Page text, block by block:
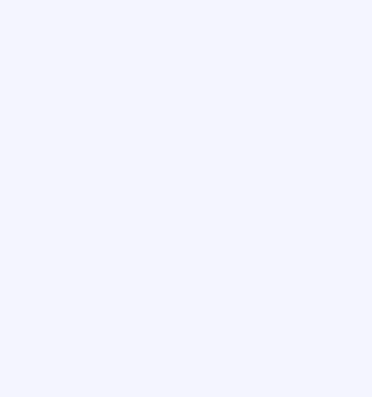
職🟧10月以降入社歓迎🍂転居費補助+充